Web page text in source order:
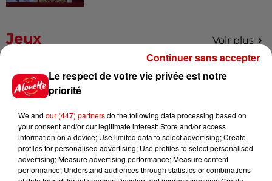
Jeux Voir plus
Gagnez vos places pour le
festival Marché Gourmand 2026
Le Duel - Gagnez vos entrées
pour l'un des zoos de nos
Le respect de votre vie privée est notre
priorité
We and our (447) partnersdo the following data processing based on
your consent and/or our legitimate interest: Store and/or access
information on a device; Use limited data to select advertising; Create
profiles for personalised advertising; Use profiles to select personalised
advertising; Measure advertising performance; Measure content
performance; Understand audiences through statistics or combinations
Continuer sans accepter